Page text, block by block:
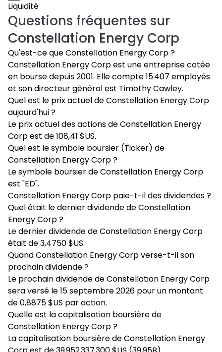
Liquidité
Questions fréquentes sur
Constellation Energy Corp
Qu'est-ce que Constellation Energy Corp ?
Constellation Energy Corp est une entreprise cotée
en bourse depuis 2001. Elle compte 15 407 employés
et son directeur général est Timothy Cawley.
Quel est le prix actuel de Constellation Energy Corp
aujourd'hui ?
Le prix actuel des actions de Constellation Energy
Corp est de 108,41 $US.
Quel est le symbole boursier (Ticker) de
Constellation Energy Corp ?
Le symbole boursier de Constellation Energy Corp
est "ED".
Constellation Energy Corp paie-t-il des dividendes ?
Quel était le dernier dividende de Constellation
Energy Corp ?
Le dernier dividende de Constellation Energy Corp
était de 3,4750 $US.
Quand Constellation Energy Corp verse-t-il son
prochain dividende ?
Le prochain dividende de Constellation Energy Corp
sera versé le 15 septembre 2026 pour un montant
de 0,8875 $US par action.
Quelle est la capitalisation boursière de
Constellation Energy Corp ?
La capitalisation boursière de Constellation Energy